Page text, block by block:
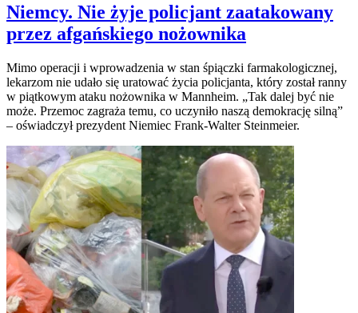
Niemcy. Nie żyje policjant zaatakowany
przez afgańskiego nożownika
Mimo operacji i wprowadzenia w stan śpiączki farmakologicznej,
lekarzom nie udało się uratować życia policjanta, który został ranny
w piątkowym ataku nożownika w Mannheim. „Tak dalej być nie
może. Przemoc zagraża temu, co uczyniło naszą demokrację silną”
– oświadczył prezydent Niemiec Frank-Walter Steinmeier.